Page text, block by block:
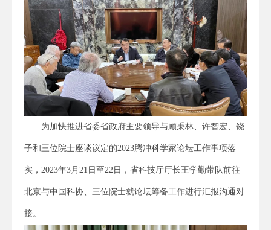
为加快推进省委省政府主要领导与顾秉林、许智宏、饶
子和三位院士座谈议定的2023腾冲科学家论坛工作事项落
实，2023年3月21日至22日，省科技厅厅长王学勤带队前往
北京与中国科协、三位院士就论坛筹备工作进行汇报沟通对
接。